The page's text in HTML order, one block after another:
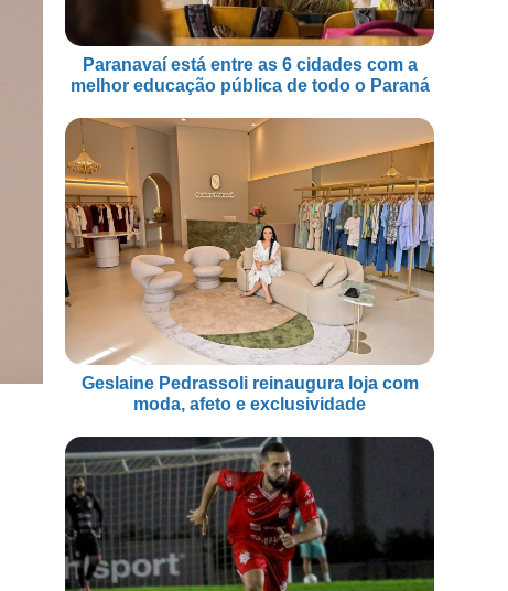
Paranavaí está entre as 6 cidades com a
melhor educação pública de todo o Paraná
Geslaine Pedrassoli reinaugura loja com
moda, afeto e exclusividade